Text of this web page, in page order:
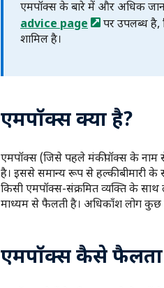
एमपॉक्स के बारे में और अधिक
advice page
पर उपलब्ध है,
शामिल है।
एमपॉक्स क्या है?
एमपॉक्स (जिसे पहले मंकीपॉक्स के नाम से
है। इससे समान्य रूप से हल्की बीमारी
किसी एमपॉक्स-संक्रमित व्यक्ति के
माध्यम से फैलती है। अधिकाँश लोग कुछ
एमपॉक्स कैसे